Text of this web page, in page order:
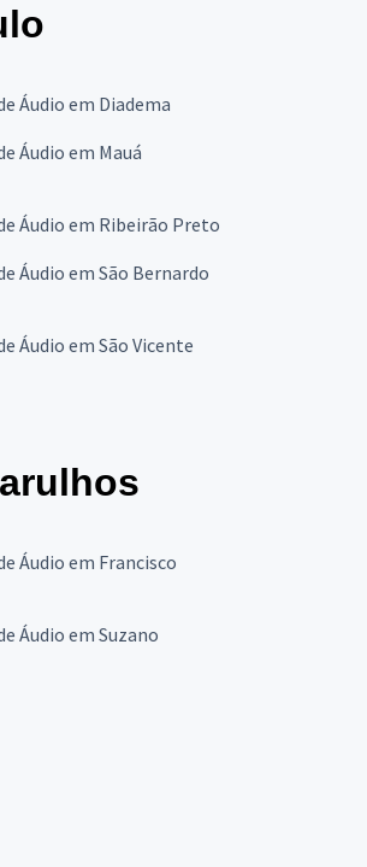
Áudio em Diadema
Áudio em Mauá
Áudio em Ribeirão Preto
Áudio em São Bernardo
Áudio em São Vicente
Áudio em Francisco
Áudio em Suzano